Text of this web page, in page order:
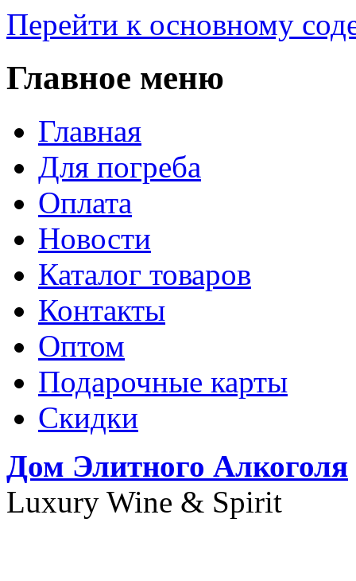
Перейти к основному
Главное меню
Главная
Для погреба
Оплата
Новости
Каталог товаров
Контакты
Оптом
Подарочные карты
Скидки
Дом Элитного Алкоголя
Luxury Wine & Spirit